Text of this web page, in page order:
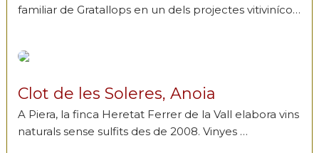
familiar de Gratallops en un dels projectes vitiviníco…
Clot de les Soleres, Anoia
A Piera, la finca Heretat Ferrer de la Vall elabora vins
naturals sense sulfits des de 2008. Vinyes …